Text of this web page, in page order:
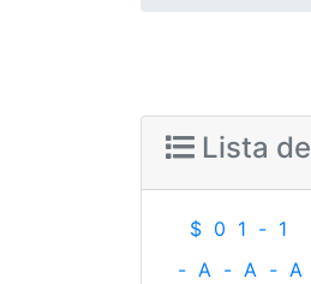
Lista de
$ 0 1 - 1
- A - A - A